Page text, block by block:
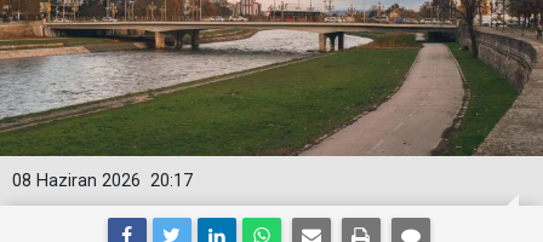
20:17
08 Haziran 2026